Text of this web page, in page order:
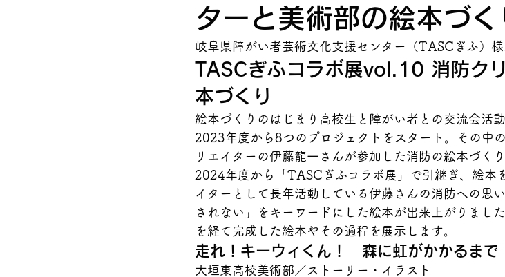
ターと美術部の絵本づく
岐阜県障がい者芸術文化支援センター（TASCぎふ）様
TASCぎふコラボ展vol.10 消防ク
本づくり
絵本づくりのはじまり高校生と障がい者との交流会活
2023年度から8つのプロジェクトをスタート。その中
リエイターの伊藤龍一さんが参加した消防の絵本づく
2024年度から「TASCぎふコラボ展」で引継ぎ、絵本
イターとして長年活動している伊藤さんの消防への思
されない」をキーワードにした絵本が出来上がりまし
を経て完成した絵本やその過程を展示します。
走れ！キーウィくん！　森に虹がかかるまで
大垣東高校美術部／ストーリー・イラスト